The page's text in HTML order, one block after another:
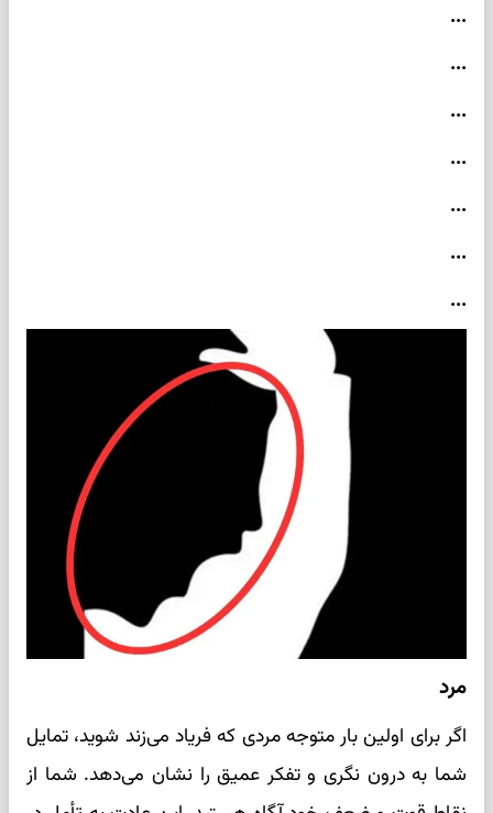
...
...
...
...
...
...
...
مرد
اگر برای اولین بار متوجه مردی که فریاد می‌زند شوید، تمایل
شما به درون نگری و تفکر عمیق را نشان می‌دهد. شما از